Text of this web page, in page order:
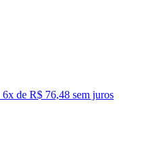
6x de R$ 76,48 sem juros